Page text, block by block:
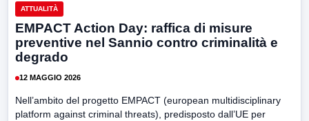
ATTUALITÀ
EMPACT Action Day: raffica di misure
preventive nel Sannio contro criminalità e
degrado
12 MAGGIO 2026
Nell’ambito del progetto EMPACT (european multidisciplinary
platform against criminal threats), predisposto dall’UE per